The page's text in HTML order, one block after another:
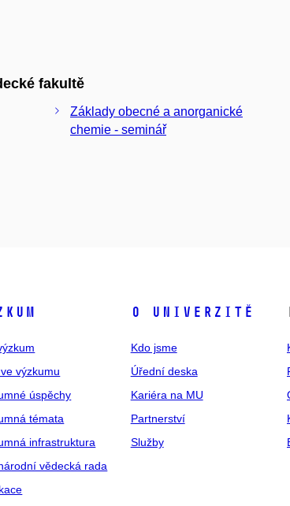
fakultě
Základy obecné a anorganické
chemie - seminář
výzkumu
úspěchy
témata
infrastruktura
vědecká rada
O univerzitě
Kdo jsme
Úřední deska
Kariéra na MU
Partnerství
Služby